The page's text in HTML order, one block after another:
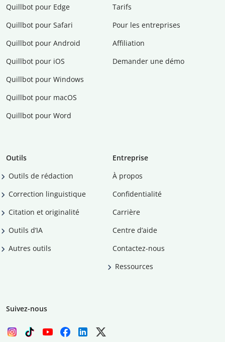
Quillbot pour Edge
Quillbot pour Safari
Quillbot pour Android
Quillbot pour iOS
Quillbot pour Windows
Quillbot pour macOS
Quillbot pour Word
Tarifs
Pour les entreprises
Affiliation
Demander une démo
Outils
Outils de rédaction
Correction linguistique
Citation et originalité
Outils d’IA
Autres outils
Entreprise
À propos
Confidentialité
Carrière
Centre d’aide
Contactez-nous
Ressources
Suivez-nous